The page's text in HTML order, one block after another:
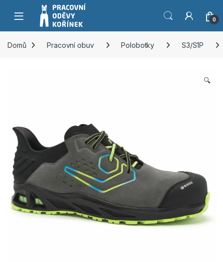
Přeskočit na navigaci
Přeskočit na obsah
0
Domů Pracovní obuv Polobotky S3/S1P
🔍